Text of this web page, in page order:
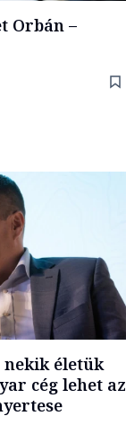
Orbán –
nekik életük
cég lehet az